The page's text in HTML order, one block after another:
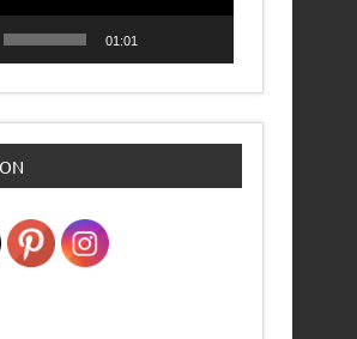
01:01